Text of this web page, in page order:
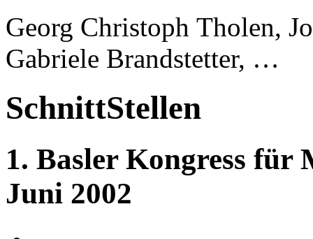
Georg Christoph Tholen,
Gabriele Brandstetter, …
SchnittStellen
1. Basler Kongress für
Juni 2002